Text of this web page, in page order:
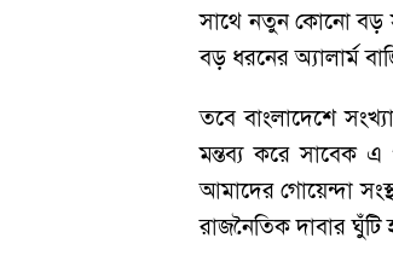
সাথে নতুন কোনো বড়
বড় ধরনের অ্যালার্ম
তবে বাংলাদেশে
মন্তব্য করে সাবেক এ
আমাদের গোয়েন্দা
রাজনৈতিক দাবার ঘুঁটি